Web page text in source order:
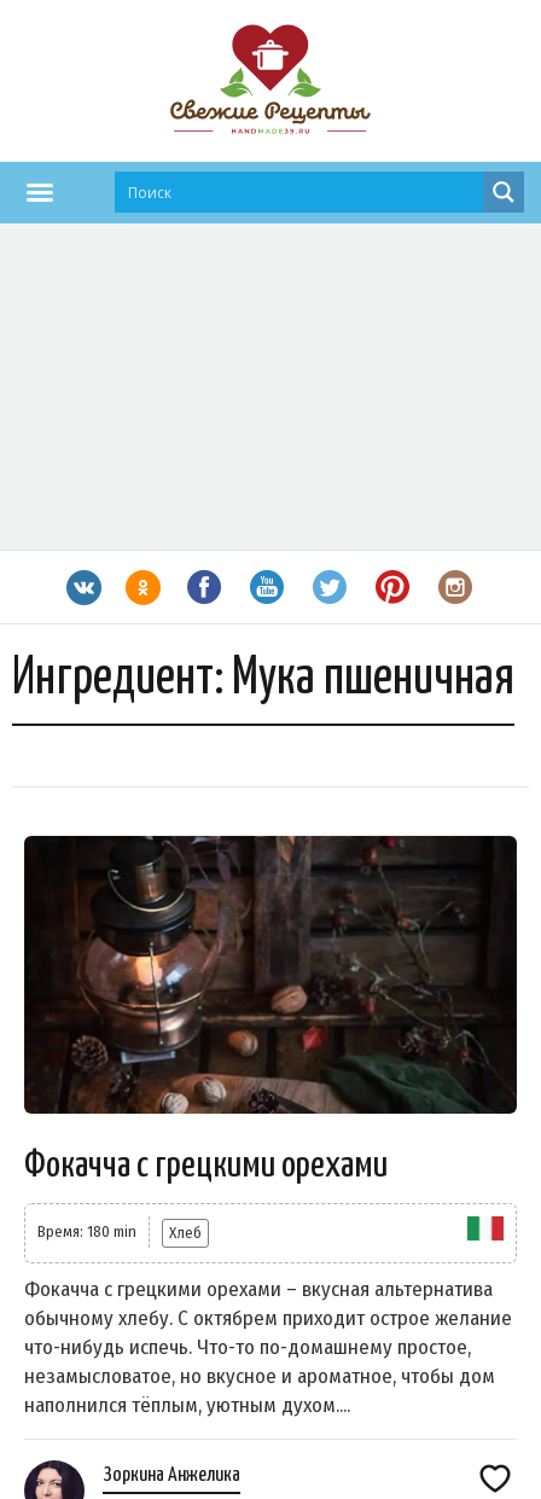
Ингредиент: Мука пшеничная
Фокачча с грецкими орехами
Время: 180 min Хлеб
Фокачча с грецкими орехами – вкусная альтернатива
обычному хлебу. С октябрем приходит острое желание
что-нибудь испечь. Что-то по-домашнему простое,
незамысловатое, но вкусное и ароматное, чтобы дом
наполнился тёплым, уютным духом....
Зоркина Анжелика